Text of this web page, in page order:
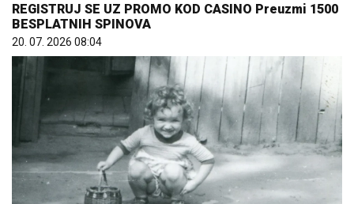
REGISTRUJ SE UZ PROMO KOD CASINO Preuzmi 1500
BESPLATNIH SPINOVA
20. 07. 2026 08:04